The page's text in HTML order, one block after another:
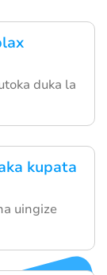
duka la
kupata
uingize